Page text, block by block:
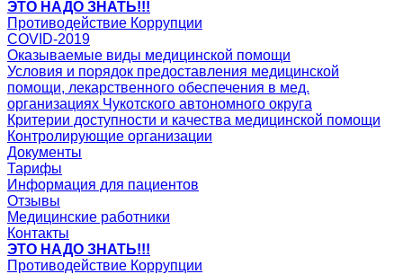
ЭТО НАДО ЗНАТЬ!!!
Противодействие Коррупции
COVID-2019
Оказываемые виды медицинской помощи
Условия и порядок предоставления медицинской
помощи, лекарственного обеспечения в мед.
организациях Чукотского автономного округа
Критерии доступности и качества медицинской помощи
Контролирующие организации
Документы
Тарифы
Информация для пациентов
Отзывы
Медицинские работники
Контакты
ЭТО НАДО ЗНАТЬ!!!
Противодействие Коррупции